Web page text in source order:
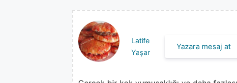
Latife
Yaşar
Yazara mesaj at